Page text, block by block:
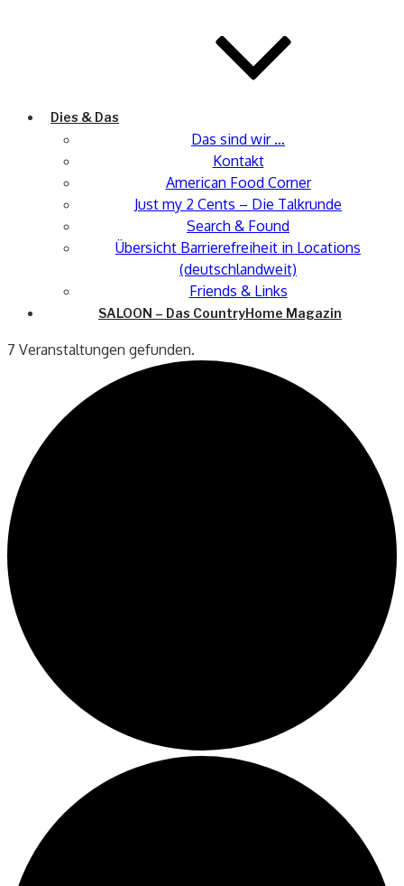
Dies & Das
Das sind wir …
Kontakt
American Food Corner
Just my 2 Cents – Die Talkrunde
Search & Found
Übersicht Barrierefreiheit in Locations
(deutschlandweit)
Friends & Links
SALOON – Das CountryHome Magazin
7 Veranstaltungen gefunden.